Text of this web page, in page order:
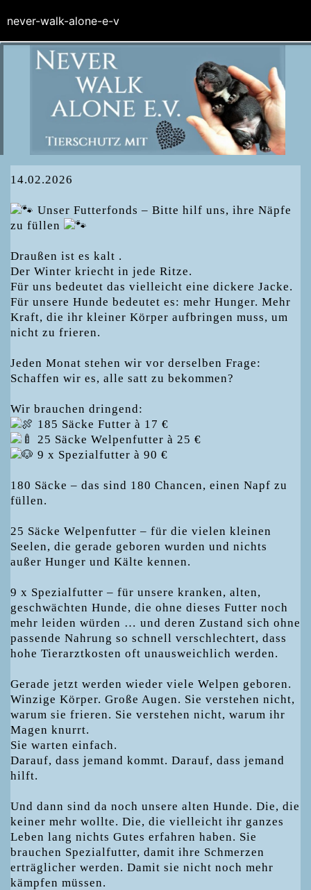
14.02.2026
Unser Futterfonds – Bitte hilf uns, ihre Näpfe
zu füllen
Draußen ist es kalt .
Der Winter kriecht in jede Ritze.
Für uns bedeutet das vielleicht eine dickere Jacke.
Für unsere Hunde bedeutet es: mehr Hunger. Mehr
Kraft, die ihr kleiner Körper aufbringen muss, um
nicht zu frieren.
Jeden Monat stehen wir vor derselben Frage:
Schaffen wir es, alle satt zu bekommen?
Wir brauchen dringend:
185 Säcke Futter à 17 €
25 Säcke Welpenfutter à 25 €
9 x Spezialfutter à 90 €
180 Säcke – das sind 180 Chancen, einen Napf zu
füllen.
25 Säcke Welpenfutter – für die vielen kleinen
Seelen, die gerade geboren wurden und nichts
außer Hunger und Kälte kennen.
9 x Spezialfutter – für unsere kranken, alten,
geschwächten Hunde, die ohne dieses Futter noch
mehr leiden würden … und deren Zustand sich ohne
passende Nahrung so schnell verschlechtert, dass
hohe Tierarztkosten oft unausweichlich werden.
Gerade jetzt werden wieder viele Welpen geboren.
Winzige Körper. Große Augen. Sie verstehen nicht,
warum sie frieren. Sie verstehen nicht, warum ihr
Magen knurrt.
Sie warten einfach.
Darauf, dass jemand kommt. Darauf, dass jemand
hilft.
Und dann sind da noch unsere alten Hunde. Die, die
keiner mehr wollte. Die, die vielleicht ihr ganzes
Leben lang nichts Gutes erfahren haben. Sie
brauchen Spezialfutter, damit ihre Schmerzen
erträglicher werden. Damit sie nicht noch mehr
kämpfen müssen.
never-walk-alone-e-v